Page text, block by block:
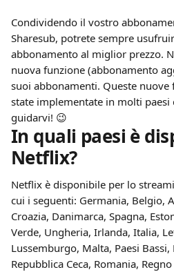
Condividendo il vostro
Sharesub, potrete sempre
abbonamento al miglior prezzo.
nuova funzione (abbonamento
suoi abbonamenti. Queste
state implementate in molti paesi
guidarvi! 😉
In quali paesi è
Netflix?
Netflix è disponibile per lo
cui i seguenti: Germania, Belgio,
Croazia, Danimarca, Spagna,
Verde, Ungheria, Irlanda, Italia,
Lussemburgo, Malta, Paesi
Repubblica Ceca, Romania,